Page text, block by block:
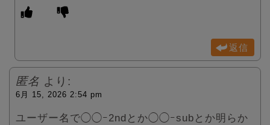
返信
匿名 より:
6月 15, 2026 2:54 pm
ユーザー名で◯◯ｰ2ndとか◯◯ｰsubとか明らか